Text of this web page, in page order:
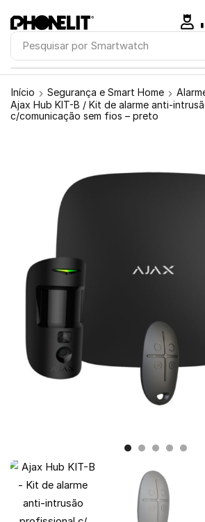
Pesquisar por Smartwatch
Início Segurança e Smart Home
Ajax Hub KIT-B / Kit de alarme anti-
c/comunicação sem fios – preto